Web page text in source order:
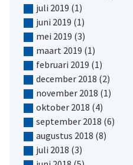
juli 2019 (1)
juni 2019 (1)
mei 2019 (3)
maart 2019 (1)
februari 2019 (1)
december 2018 (2)
november 2018 (1)
oktober 2018 (4)
september 2018 (6)
augustus 2018 (8)
juli 2018 (3)